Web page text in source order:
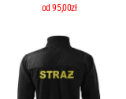
od 95,00zł